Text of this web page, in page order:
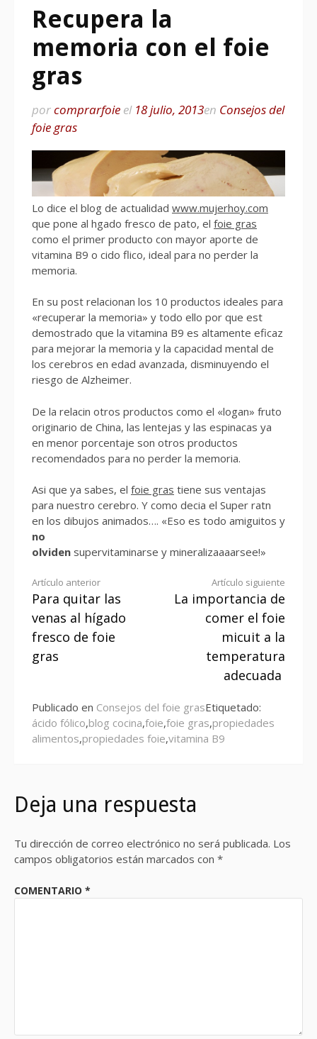
Recupera la
memoria con el foie
gras
porcomprarfoie el 18 julio, 2013en Consejos del
foie gras
Lo dice el blog de actualidad www.mujerhoy.com
que pone al hgado fresco de pato, el foie gras
como el primer producto con mayor aporte de
vitamina B9 o cido flico, ideal para no perder la
memoria.
En su post relacionan los 10 productos ideales para
«recuperar la memoria» y todo ello por que est
demostrado que la vitamina B9 es altamente eficaz
para mejorar la memoria y la capacidad mental de
los cerebros en edad avanzada, disminuyendo el
riesgo de Alzheimer.
De la relacin otros productos como el «logan» fruto
originario de China, las lentejas y las espinacas ya
en menor porcentaje son otros productos
recomendados para no perder la memoria.
Asi que ya sabes, el foie gras tiene sus ventajas
para nuestro cerebro. Y como decia el Super ratn
en los dibujos animados…. «Eso es todo amiguitos y
no
olviden supervitaminarse y mineralizaaaarsee!»
Seguir
leyendo
Artículo anterior
Para quitar las
venas al hígado
fresco de foie
gras
Artículo siguiente
La importancia de
comer el foie
micuit a la
temperatura
adecuada
Publicado en Consejos del foie grasEtiquetado:
ácido fólico,blog cocina,foie,foie gras,propiedades
alimentos,propiedades foie,vitamina B9
Deja una respuesta
Tu dirección de correo electrónico no será publicada. Los
campos obligatorios están marcados con *
COMENTARIO *